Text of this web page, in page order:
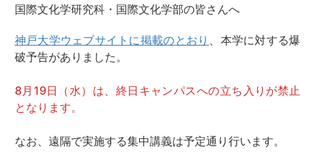
国際文化学研究科・国際文化学部の皆さんへ
神戸大学ウェブサイトに掲載のとおり
、本学に対する爆
破予告がありました。
8月19日（水）は、終日キャンパスへの立ち入りが禁止
となります。
なお、遠隔で実施する集中講義は予定通り行います。